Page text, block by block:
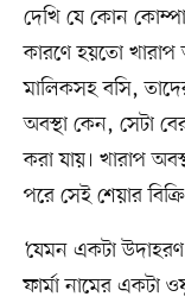
দেখি যে কোন
কারণে হয়তো খারাপ
মালিকসহ বসি,
অবস্থা কেন, সেটা
করা যায়। খারাপ
পরে সেই শেয়ার
‘যেমন একটা
ফার্মা নামের একটা